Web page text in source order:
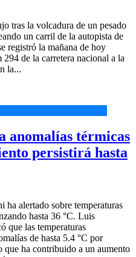
tras la volcadura de un pesado
un carril de la autopista de
registró la mañana de hoy
de la carretera nacional a la
la...
térmicas
persistirá hasta
ha alertado sobre temperaturas
hasta 36 °C. Luis
que las temperaturas
de hasta 5.4 °C por
que ha contribuido a un aumento